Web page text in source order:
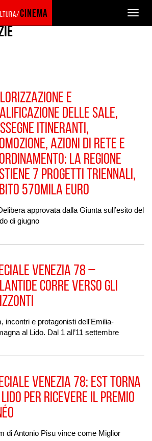
Toggle
cinema
e
delle sale,
itineranti,
azioni di rete e
la Regione
7 progetti triennali,
570mila euro
approvata dalla Giunta sull’esito del
di giugno
Venezia 78 –
corre verso gli
incontri e protagonisti dell'Emilia-
al Lido. Dal 1 all’11 settembre
Venezia 78: Est torna
per ricevere il premio
di Antonio Pisu vince come Miglior